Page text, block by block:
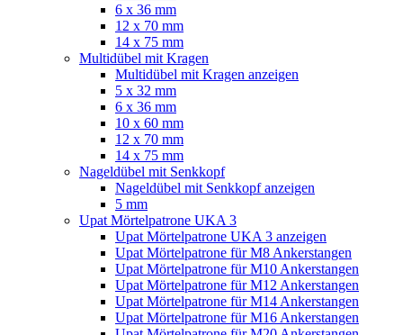
6 x 36 mm
12 x 70 mm
14 x 75 mm
Multidübel mit Kragen
Multidübel mit Kragen anzeigen
5 x 32 mm
6 x 36 mm
10 x 60 mm
12 x 70 mm
14 x 75 mm
Nageldübel mit Senkkopf
Nageldübel mit Senkkopf anzeigen
5 mm
Upat Mörtelpatrone UKA 3
Upat Mörtelpatrone UKA 3 anzeigen
Upat Mörtelpatrone für M8 Ankerstangen
Upat Mörtelpatrone für M10 Ankerstangen
Upat Mörtelpatrone für M12 Ankerstangen
Upat Mörtelpatrone für M14 Ankerstangen
Upat Mörtelpatrone für M16 Ankerstangen